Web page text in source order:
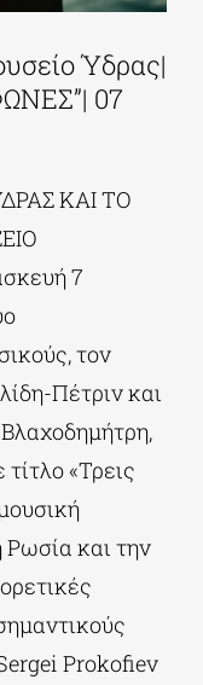
Ύδρας|
07
ΚΑΙ ΤΟ
7
τον
Πέτριν και
«Τρεις
και την
Prokofiev